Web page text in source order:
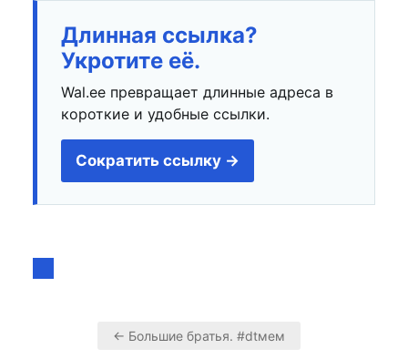
Длинная ссылка?
Укротите её.
Wal.ee превращает длинные адреса в
короткие и удобные ссылки.
Сократить ссылку →
← Большие братья. #dtмем